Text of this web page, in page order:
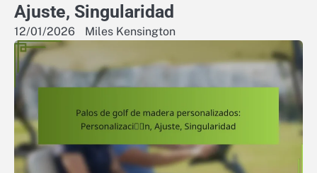
Ajuste, Singularidad
12/01/2026 Miles Kensington